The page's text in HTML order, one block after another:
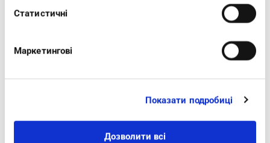
Статистичні
Маркетингові
Показати подробиці
Дозволити всі
INTERESTING FOR YOU